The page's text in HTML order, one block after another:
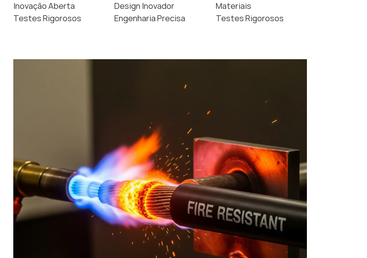
Inovação Aberta
Testes Rigorosos
Design Inovador
Engenharia Precisa
Materiais
Testes Rigorosos